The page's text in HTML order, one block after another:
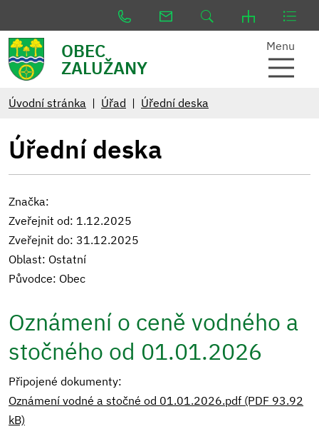
OBEC
ZALUŽANY
Menu
Úvodní stránka Úřad Úřední deska
Úřední deska
Značka:
Zveřejnit od: 1.12.2025
Zveřejnit do: 31.12.2025
Oblast: Ostatní
Původce: Obec
Oznámení o ceně vodného a
stočného od 01.01.2026
Připojené dokumenty:
Oznámení vodné a stočné od 01.01.2026.pdf (PDF 93.92
kB)